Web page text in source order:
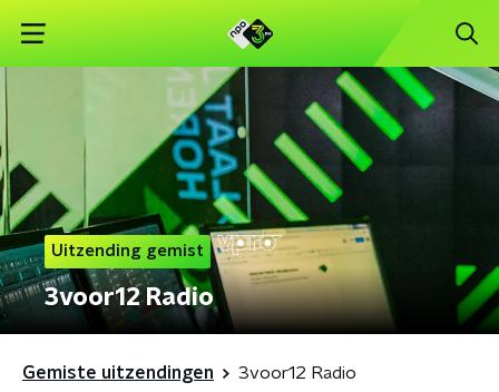
Uitzending gemist
3voor12 Radio
Gemiste uitzendingen 3voor12 Radio